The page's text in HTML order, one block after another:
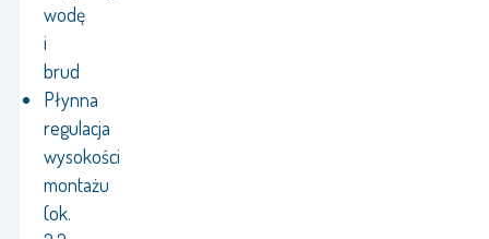
wodę
i
brud
Płynna
regulacja
wysokości
montażu
(ok.